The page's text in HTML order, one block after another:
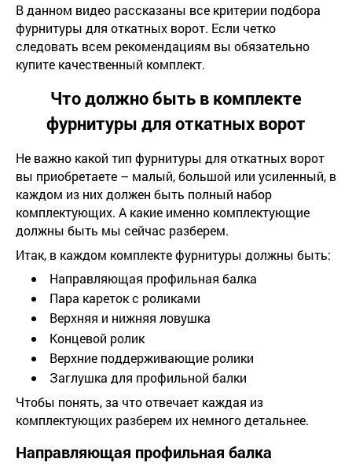
В данном видео рассказаны все критерии подбора
фурнитуры для откатных ворот. Если четко
следовать всем рекомендациям вы обязательно
купите качественный комплект.
Что должно быть в комплекте
фурнитуры для откатных ворот
Не важно какой тип фурнитуры для откатных ворот
вы приобретаете – малый, большой или усиленный, в
каждом из них должен быть полный набор
комплектующих. А какие именно комплектующие
должны быть мы сейчас разберем.
Итак, в каждом комплекте фурнитуры должны быть:
Направляющая профильная балка
Пара кареток с роликами
Верхняя и нижняя ловушка
Концевой ролик
Верхние поддерживающие ролики
Заглушка для профильной балки
Чтобы понять, за что отвечает каждая из
комплектующих разберем их немного детальнее.
Направляющая профильная балка